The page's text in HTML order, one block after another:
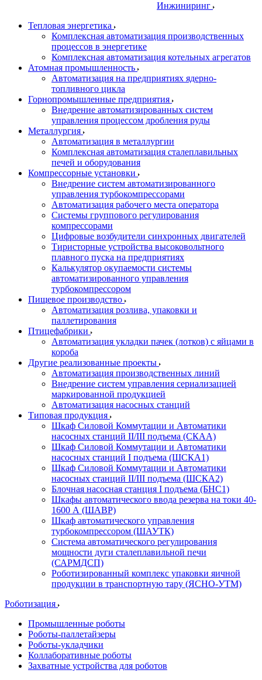
Инжиниринг
Тепловая энергетика
Комплексная автоматизация производственных
процессов в энергетике
Комплексная автоматизация котельных агрегатов
Атомная промышленность
Автоматизация на предприятиях ядерно-
топливного цикла
Горнопромышленные предприятия
Внедрение автоматизированных систем
управления процессом дробления руды
Металлургия
Автоматизация в металлургии
Комплексная автоматизация сталеплавильных
печей и оборудования
Компрессорные установки
Внедрение систем автоматизированного
управления турбокомпрессорами
Автоматизация рабочего места оператора
Системы группового регулирования
компрессорами
Цифровые возбудители синхронных двигателей
Тиристорные устройства высоковольтного
плавного пуска на предприятиях
Калькулятор окупаемости системы
автоматизированного управления
турбокомпрессором
Пищевое производство
Автоматизация розлива, упаковки и
паллетирования
Птицефабрики
Автоматизация укладки пачек (лотков) с яйцами в
короба
Другие реализованные проекты
Автоматизация производственных линий
Внедрение систем управления сериализацией
маркированной продукцией
Автоматизация насосных станций
Типовая продукция
Шкаф Силовой Коммутации и Автоматики
насосных станций II/III подъема (СКАА)
Шкаф Силовой Коммутации и Автоматики
насосных станций I подъема (ШСКА1)
Шкаф Силовой Коммутации и Автоматики
насосных станций II/III подъема (ШСКА2)
Блочная насосная станция I подъема (БНС1)
Шкафы автоматического ввода резерва на токи 40-
1600 А (ШАВР)
Шкаф автоматического управления
турбокомпрессором (ШАУТК)
Система автоматического регулирования
мощности дуги сталеплавильной печи
(САРМДСП)
Роботизированный комплекс упаковки яичной
продукции в транспортную тару (ЯСНО-УТМ)
Роботизация
Промышленные роботы
Роботы-паллетайзеры
Роботы-укладчики
Коллаборативные роботы
Захватные устройства для роботов